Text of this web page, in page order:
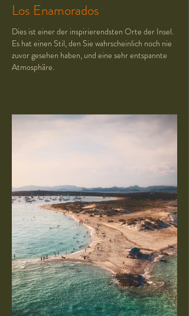
Los Enamorados
Dies ist einer der inspirierendsten Orte der Insel.
Es hat einen Stil, den Sie wahrscheinlich noch nie
zuvor gesehen haben, und eine sehr entspannte
Atmosphäre.